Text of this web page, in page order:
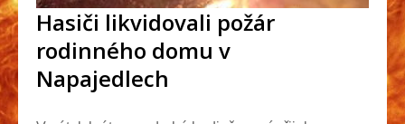
Hasiči likvidovali požár
rodinného domu v
Napajedlech